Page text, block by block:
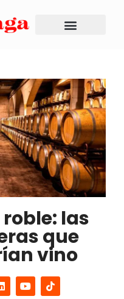
las
que
vino